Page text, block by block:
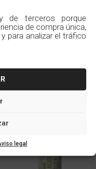
de terceros porque
de compra única,
para analizar el tráfico
legal